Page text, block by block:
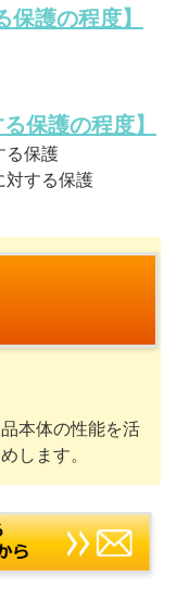
護の程度】
保護の程度】
る保護
する保護
本体の性能を活
します。